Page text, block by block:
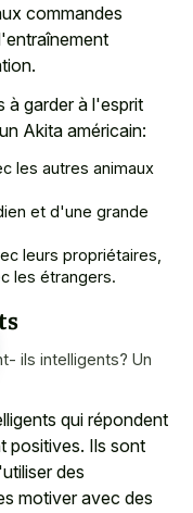
commandes
à garder à l'esprit
Akita américain:
les autres animaux
et d'une grande
leurs propriétaires,
les étrangers.
ils intelligents? Un
qui répondent
positives. Ils sont
des
motiver avec des